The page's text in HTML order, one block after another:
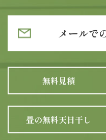
メールで
無料見積
畳の無料天日干し